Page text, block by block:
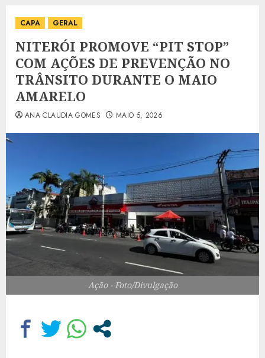
CAPA GERAL
NITERÓI PROMOVE “PIT STOP”
COM AÇÕES DE PREVENÇÃO NO
TRÂNSITO DURANTE O MAIO
AMARELO
ANA CLAUDIA GOMES MAIO 5, 2026
Ação - Foto/Divulgação